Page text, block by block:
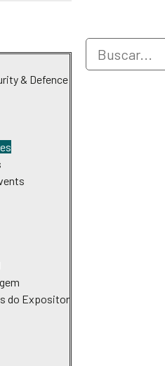
& Defence
do Expositor